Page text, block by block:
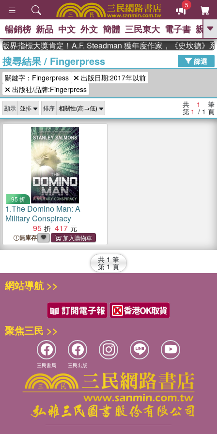
5
GO
熱搜： 高希均教授回憶錄
、 The Odyssey 、 父親節 、 花開錦
繡 、 暑期推薦 、
、 偉大的迷走神經 、 如果歷史是一
群喵
暢銷榜 新品 中文 外文 簡體 三民東大 電子書 親子
界指標大獎肯定！A.F. Steadman 獲年度作家，《史坎德》
搜尋結果/ Fingerpress
篩選
關鍵字：Fingerpress
出版日期:2017年以前
出版社/品牌:Fingerpress
顯示 排序 共 1 筆
第 1 / 1 頁
95 折
1.The Domino Man: A
Military Conspiracy
95
417
無庫存
共 1 筆
第 1 頁
網站導航 >>
聚焦三民 >>
三民書局 三民出版